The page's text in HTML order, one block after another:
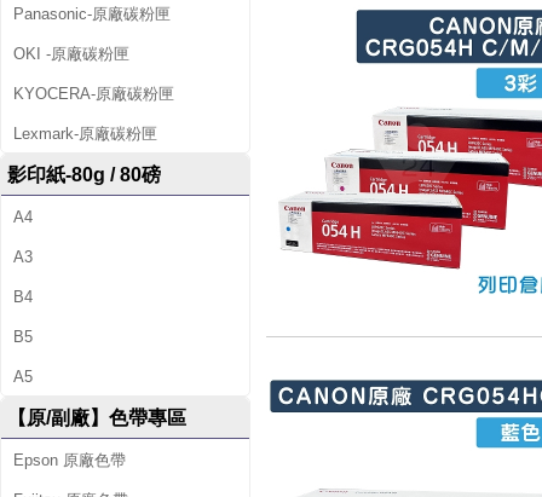
Panasonic-原廠碳粉匣
OKI -原廠碳粉匣
KYOCERA-原廠碳粉匣
Lexmark-原廠碳粉匣
影印紙-80g / 80磅
A4
A3
B4
B5
A5
【原/副廠】色帶專區
Epson 原廠色帶